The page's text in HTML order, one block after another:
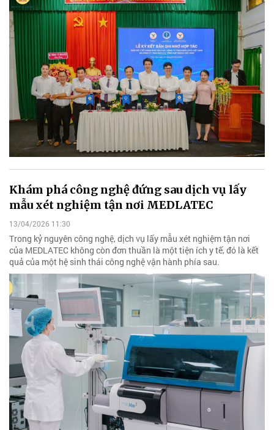
Khám phá công nghệ đứng sau dịch vụ lấy
mẫu xét nghiệm tận nơi MEDLATEC
13/04/2026 11:30
Trong kỷ nguyên công nghệ, dịch vụ lấy mẫu xét nghiệm tận nơi
của MEDLATEC không còn đơn thuần là một tiện ích y tế, đó là kết
quả của một hệ sinh thái công nghệ vận hành phía sau.